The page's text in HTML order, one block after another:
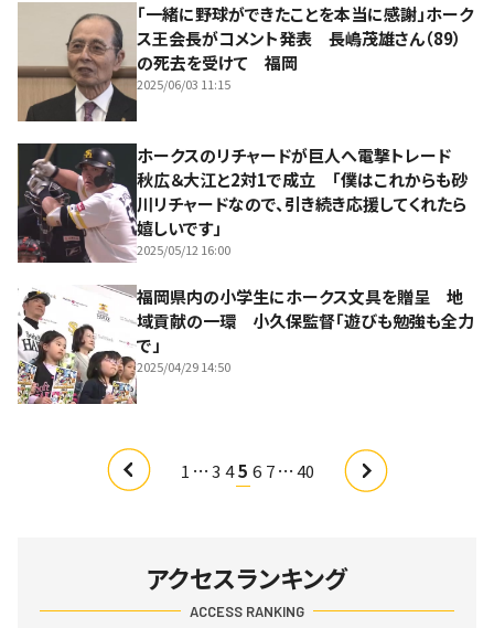
「一緒に野球ができたことを本当に感謝」ホーク
ス王会長がコメント発表 長嶋茂雄さん（89）
の死去を受けて 福岡
2025/06/03 11:15
ホークスのリチャードが巨人へ電撃トレード
秋広＆大江と2対1で成立 「僕はこれからも砂
川リチャードなので、引き続き応援してくれたら
嬉しいです」
2025/05/12 16:00
福岡県内の小学生にホークス文具を贈呈 地
域貢献の一環 小久保監督「遊びも勉強も全力
で」
2025/04/29 14:50
1 …3 4 5 6 7 …40
アクセスランキング
ACCESS RANKING